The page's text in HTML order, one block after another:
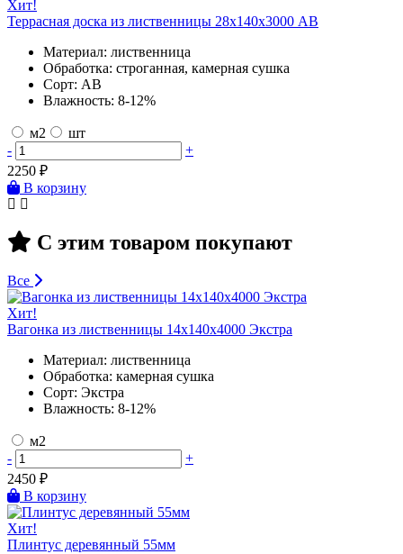
Хит!
Террасная доска из лиственницы 28х140х3000 AB
Материал: лиственница
Обработка: строганная, камерная сушка
Сорт: AB
Влажность: 8-12%
м2
шт
-
+
2250 ₽
В корзину
С этим товаром покупают
Все
Хит!
Вагонка из лиственницы 14х140х4000 Экстра
Материал: лиственница
Обработка: камерная сушка
Сорт: Экстра
Влажность: 8-12%
м2
-
+
2450 ₽
В корзину
Хит!
Плинтус деревянный 55мм